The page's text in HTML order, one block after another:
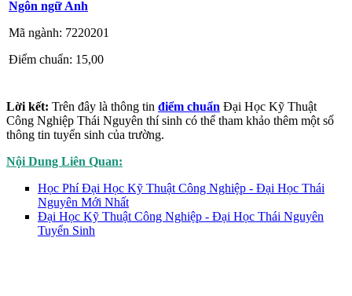
Ngôn ngữ Anh
Mã ngành: 7220201
Điểm chuẩn: 15,00
Lời kết: Trên đây là thông tin điểm chuẩn Đại Học Kỹ Thuật
Công Nghiệp Thái Nguyên thí sinh có thể tham khảo thêm một số
thông tin tuyển sinh của trường.
Nội Dung Liên Quan:
Học Phí Đại Học Kỹ Thuật Công Nghiệp - Đại Học Thái
Nguyên Mới Nhất
Đại Học Kỹ Thuật Công Nghiệp - Đại Học Thái Nguyên
Tuyển Sinh